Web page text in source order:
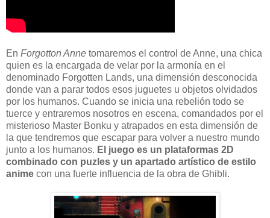
En Forgotton Anne tomaremos el control de Anne, una chica
quien es la encargada de velar por la armonía en el
denominado Forgotten Lands, una dimensión desconocida
donde van a parar todos esos juguetes u objetos olvidados
por los humanos. Cuando se inicia una rebelión todo se
tuerce y entraremos nosotros en escena, comandados por el
misterioso Master Bonku y atrapados en esta dimensión de
la que tendremos que escapar para volver a nuestro mundo
junto a los humanos. El juego es un plataformas 2D
combinado con puzles y un apartado artístico de estilo
anime con una fuerte influencia de la obra de Ghibli.